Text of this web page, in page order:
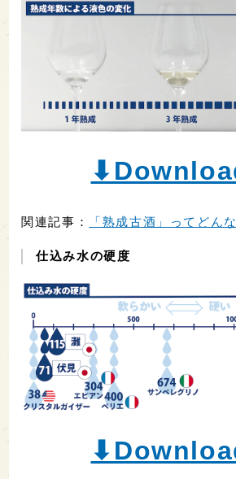
関連記事： 「熟成古酒」ってどん
仕込み水の硬度